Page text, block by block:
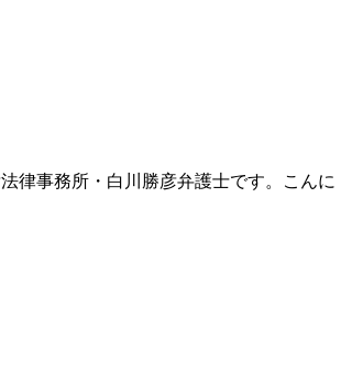
律事務所・白川勝彦弁護士です。こんに